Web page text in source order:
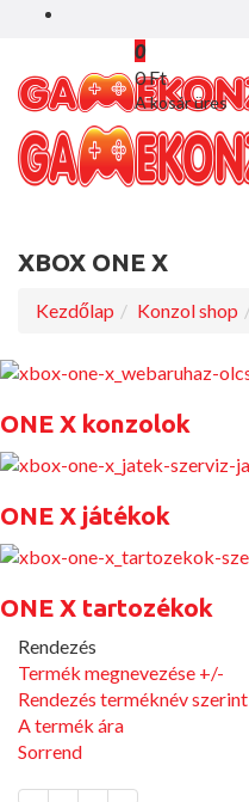
0
0 Ft
A kosár üres
XBOX ONE X
Kezdőlap Konzol shop
ONE X konzolok
ONE X játékok
ONE X tartozékok
Rendezés
Termék megnevezése +/-
Rendezés terméknév szerint
A termék ára
Sorrend